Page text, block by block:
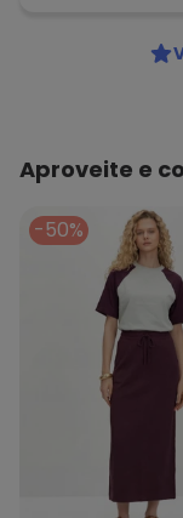
Aproveite e
-50%